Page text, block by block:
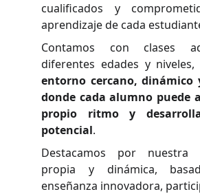
cualificados y
aprendizaje de cada
Contamos con clases
diferentes edades y
entorno cercano, dinámico
donde cada alumno puede
propio ritmo y
potencial.
Destacamos por nuestra
propia y dinámica,
enseñanza innovadora,